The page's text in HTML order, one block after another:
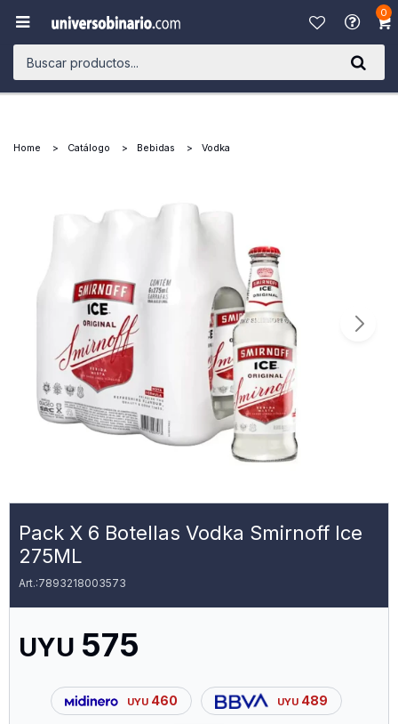
0

Home Catálogo Bebidas Vodka
Pack X 6 Botellas Vodka Smirnoff Ice
275ML
7893218003573
UYU 575
UYU 460 UYU 489